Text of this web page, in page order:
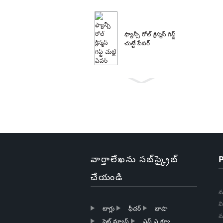
ఫ్యాన్సీ రోల్ క్రిస్మస్ గిఫ్ట్
చుట్టే పేపర్
వార్తాలేఖను సబ్‌స్క్రైబ్
చేయండి
టాగ్లు ఫీచర్
భాషా
సైట్ మ్యాప్
ఎఫ్ ఎ క్యూ